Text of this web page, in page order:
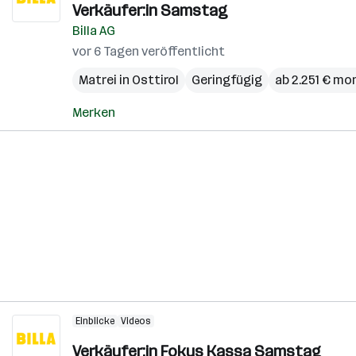
Verkäufer:in Samstag
Billa AG
vor 6 Tagen veröffentlicht
Matrei in Osttirol
Geringfügig ab 2.251 €
Merken
Einblicke Videos
Verkäufer:in Fokus Kassa Samstag